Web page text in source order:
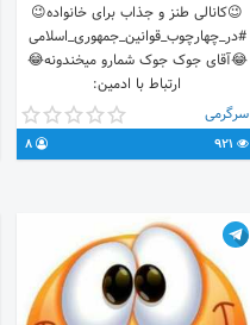
😉کانالی طنز و جذاب برای خانواده😉
#در_چهارچوب_قوانین_جمهوری_اسلامی
😂آقای جوک جوک شمارو میخندونه😂
ارتباط با ادمین:
@Im_your_black_shadow
سرگرمی
921
8